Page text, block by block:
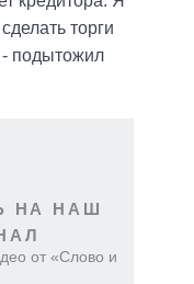
торги
подытожил
НА НАШ
от «Слово и